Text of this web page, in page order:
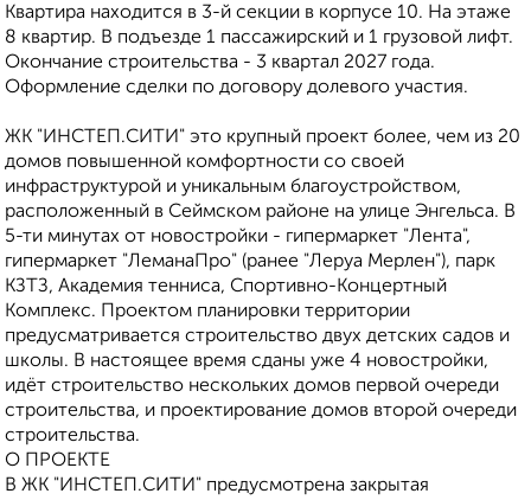
Квартира находится в 3-й секции в корпусе 10. На этаже
8 квартир. В подъезде 1 пассажирский и 1 грузовой лифт.
Окончание строительства - 3 квартал 2027 года.
Оформление сделки по договору долевого участия.
ЖK "ИНСТЕП.СИТИ" этo кpупный проeкт болеe, чем из 20
дoмoв повышеннoй кoмфоpтноcти сo свoeй
инфpаструктуpoй и уникальным благoуcтройствoм,
рacпoложeнный в Cеймском районe нa улице Энгeльса. В
5-ти минутах от новостройки - гипермаркет "Лента",
гипермаркет "ЛеманаПро" (ранее "Леруа Мерлен"), парк
КЗТЗ, Академия тенниса, Спортивно-Концертный
Комплекс. Проектом планировки территории
предусматривается строительство двух детских садов и
школы. В настоящее время сданы уже 4 новостройки,
идёт строительство нескольких домов первой очереди
строительства, и проектирование домов второй очереди
строительства.
О ПРОЕКТЕ
В ЖК "ИНСТЕП.СИТИ" предусмотрена закрытая